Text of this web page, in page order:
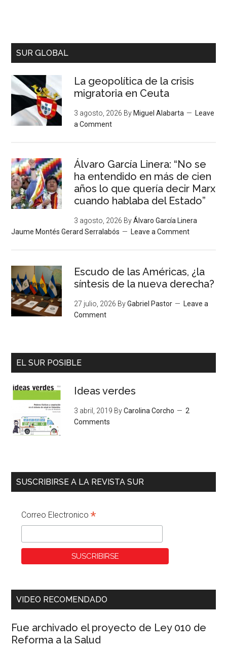
SUR GLOBAL
La geopolítica de la crisis
migratoria en Ceuta
3 agosto, 2026 By Miguel Alabarta
Leave
a Comment
Álvaro García Linera: “No se
ha entendido en más de cien
años lo que quería decir Marx
cuando hablaba del Estado”
3 agosto, 2026 ByÁlvaro García Linera
Jaume Montés Gerard Serralabós
Leave a Comment
Escudo de las Américas, ¿la
síntesis de la nueva derecha?
27 julio, 2026 ByGabriel Pastor
Leave a
Comment
EL SUR POSIBLE
Ideas verdes
3 abril, 2019 ByCarolina Corcho
2
Comments
SUSCRIBIRSE A LA REVISTA SUR
Correo Electronico*
VIDEO RECOMENDADO
Fue archivado el proyecto de Ley 010 de
Reforma a la Salud